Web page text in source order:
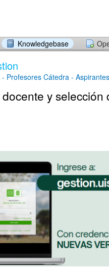
Knowledgebase
Profesores Cátedra - Aspirantes
y selección